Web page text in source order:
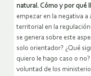
natural. Cómo y por qué
empezar en la negativa
territorial en la
se genera sobre este
solo orientador? ¿Qué
quiero le hago caso o
voluntad de los